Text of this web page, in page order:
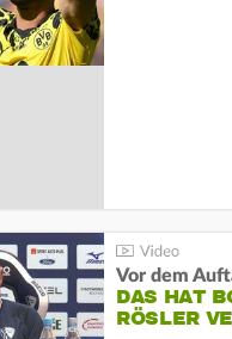
DAS HAT
RÖSLER